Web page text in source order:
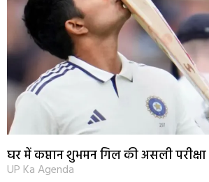
घर में कप्तान शुभमन गिल की असली
UP Ka Agenda